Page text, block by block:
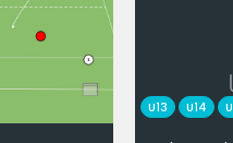
U13 U14